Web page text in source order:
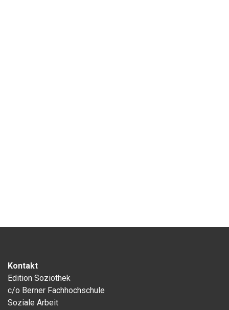
Kontakt
Edition Soziothek
c/o Berner Fachhochschule
Soziale Arbeit